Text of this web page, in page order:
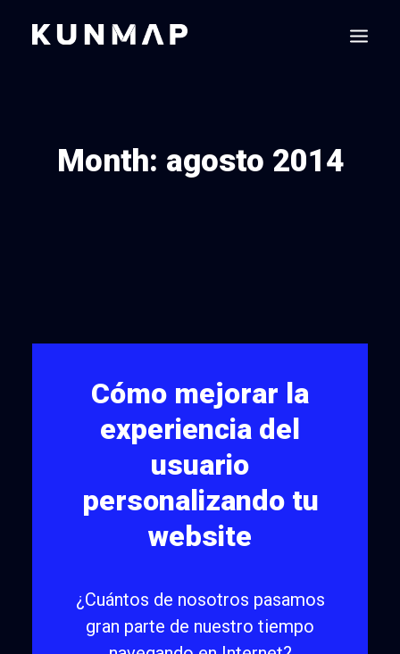
Month: agosto 2014
Cómo mejorar la
experiencia del
usuario
personalizando tu
website
¿Cuántos de nosotros pasamos
gran parte de nuestro tiempo